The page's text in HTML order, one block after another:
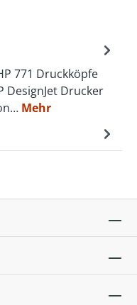
771 Druckköpfe
DesignJet Drucker
Mehr